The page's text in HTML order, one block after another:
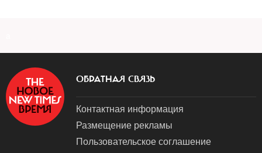
ОБРАТНАЯ СВЯЗЬ
Контактная информация
Размещение рекламы
Пользовательское соглашение